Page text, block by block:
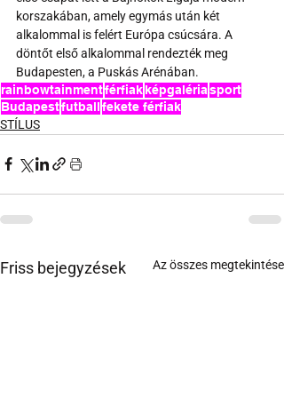
korszakában, amely egymás után két
alkalommal is felért Európa csúcsára. A
döntőt első alkalommal rendezték meg
Budapesten, a Puskás Arénában.
rainbowtainmentférfiakképgalériasport
Budapestfutballfekete férfiak
STÍLUS
Friss bejegyzések Az összes megtekintése